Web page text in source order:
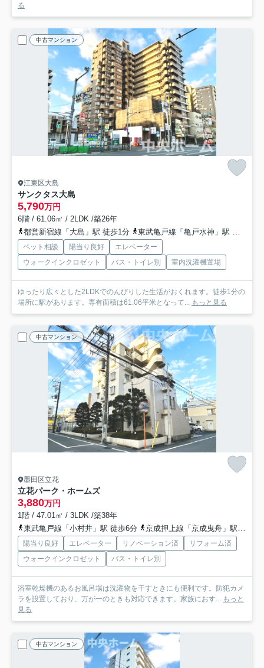
る
中古マンション
江東区大島
サンクタス大島
5,790万円
6階 / 61.06㎡ / 2LDK /築26年
都営新宿線「大島」駅 徒歩1分
東武亀戸線「亀戸水神」駅 徒歩17分
ペット相談 陽当り良好
エレベーター
ウォークインクロゼット
バス・トイレ別 室内洗濯機置場
ゆったり広々とした2LDKでのんびりした生活がおくれます。徒歩1分の
場所に駅があります。専有面積は61.06平米となって...
もっと見る
中古マンション
墨田区立花
立花パーク・ホームズ
3,880万円
1階 / 47.01㎡ / 3LDK /築38年
東武亀戸線「小村井」駅 徒歩6分
京成押上線「京成曳舟」駅 徒歩15分
陽当り良好 エレベーター リノベーション済
リフォーム済
ウォークインクロゼット
バス・トイレ別
浴室乾燥機のあるお風呂場は洗濯物を干すときにも便利です。防犯カメ
ラを設置しており、万が一のときも対応できます。家族におす...
もっと
見る
中古マンション